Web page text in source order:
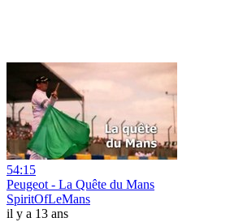
54:15
Peugeot - La Quête du Mans
SpiritOfLeMans
il y a 13 ans